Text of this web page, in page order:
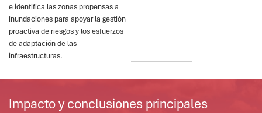
e identifica las zonas propensas a
inundaciones para apoyar la gestión
proactiva de riesgos y los esfuerzos
de adaptación de las
infraestructuras.
Impacto y conclusiones principales